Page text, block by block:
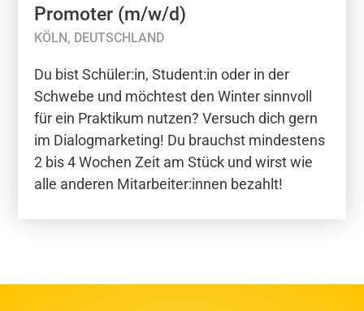
Promoter (m/w/d)
KÖLN, DEUTSCHLAND
Du bist Schüler:in, Student:in oder in der
Schwebe und möchtest den Winter sinnvoll
für ein Praktikum nutzen? Versuch dich gern
im Dialogmarketing! Du brauchst mindestens
2 bis 4 Wochen Zeit am Stück und wirst wie
alle anderen Mitarbeiter:innen bezahlt!